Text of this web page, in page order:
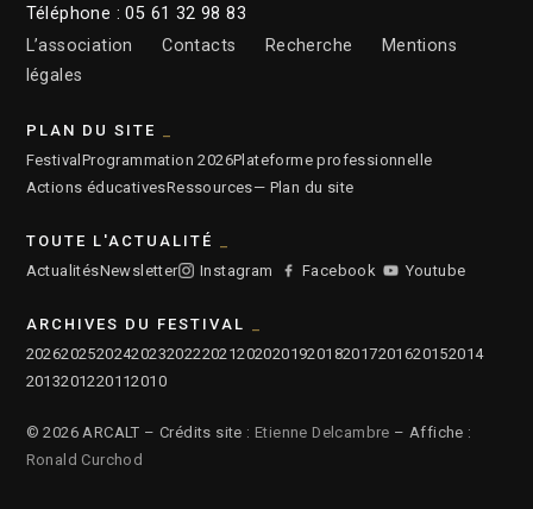
Téléphone : 05 61 32 98 83
L’association
Contacts Recherche
Mentions
légales
PLAN DU SITE
Festival Programmation 2026Plateforme professionnelle
Actions éducativesRessources— Plan du site
TOUTE L'ACTUALITÉ
ActualitésNewsletter Instagram Facebook Youtube
ARCHIVES DU FESTIVAL
2026202520242023202220212020201920182017201620152014
2013201220112010
© 2026 ARCALT – Crédits site : Etienne Delcambre – Affiche :
Ronald Curchod